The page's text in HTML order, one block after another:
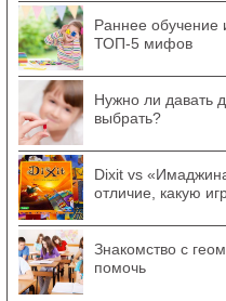
Раннее обучение
ТОП-5 мифов
Нужно ли давать
выбрать?
Dixit vs
отличие, какую
Знакомство с
помочь